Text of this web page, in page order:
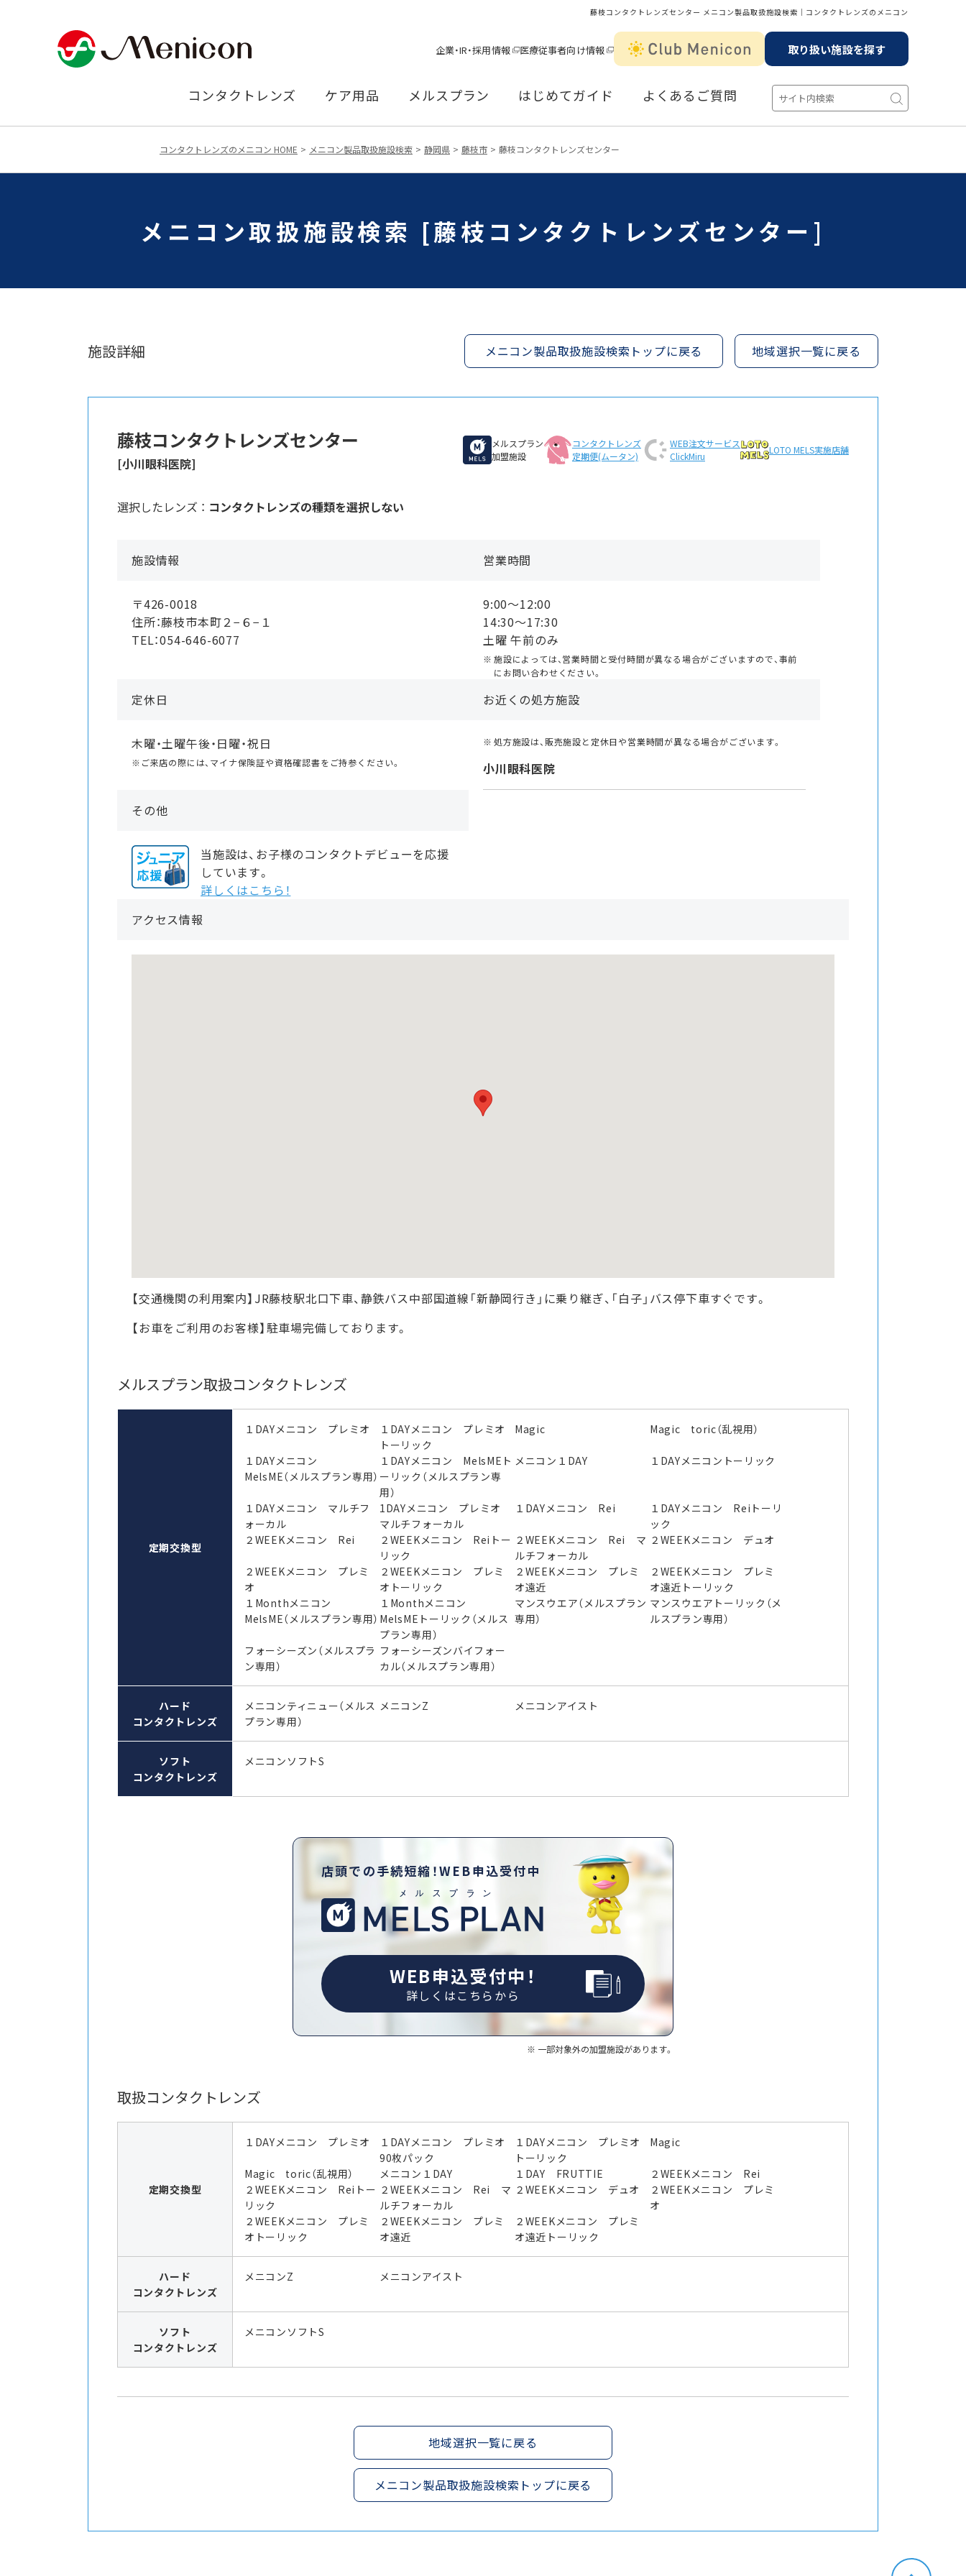
藤枝コンタクトレンズセンター メニコン製品取扱施設検索│コンタクトレンズのメニコン
企業・IR・採用情報 医療従事者向け情報 取り扱い施設を探す
コンタクトレンズ ケア用品 メルスプラン はじめてガイド よくあるご質問
コンタクトレンズのメニコン HOME メニコン製品取扱施設検索 静岡県 藤枝市 藤枝コンタクトレンズセンター
メニコン取扱施設検索 [藤枝コンタクトレンズセンター]
施設詳細 メニコン製品取扱施設検索トップに戻る 地域選択一覧に戻る
藤枝コンタクトレンズセンター
[小川眼科医院]
メルスプラン
加盟施設
コンタクトレンズ
定期便(ムータン)
WEB注文サービス
ClickMiru
LOTO MELS実施店舗
選択したレンズ ： コンタクトレンズの種類を選択しない
施設情報
〒426-0018
住所：藤枝市本町２−６−１
TEL：054-646-6077
営業時間
9:00〜12:00
14:30〜17:30
土曜 午前のみ
施設によっては、営業時間と受付時間が異なる場合がございますので、事前
にお問い合わせください。
定休日
木曜・土曜午後・日曜・祝日
※ご来店の際には、マイナ保険証や資格確認書をご持参ください。
お近くの処方施設
処方施設は、販売施設と定休日や営業時間が異なる場合がございます。
小川眼科医院
その他
当施設は、お子様のコンタクトデビューを応援
しています。
詳しくはこちら！
アクセス情報
【交通機関の利用案内】JR藤枝駅北口下車、静鉄バス中部国道線「新静岡行き」に乗り継ぎ、「白子」バス停下車すぐです。
【お車をご利用のお客様】駐車場完備しております。
メルスプラン取扱コンタクトレンズ
定期交換型
１DAYメニコン プレミオ
１DAYメニコン プレミオ
トーリック
Magic Magic toric（乱視用）
１DAYメニコン
MelsME（メルスプラン専用）
１DAYメニコン MelsMEト
ーリック（メルスプラン専
用）
メニコン１DAY １DAYメニコントーリック
１DAYメニコン マルチフ
ォーカル
1DAYメニコン プレミオ
マルチフォーカル
１DAYメニコン Rei
１DAYメニコン Reiトーリ
ック
２WEEKメニコン Rei
２WEEKメニコン Reiトー
リック
２WEEKメニコン Rei マ
ルチフォーカル
２WEEKメニコン デュオ
２WEEKメニコン プレミ
オ
２WEEKメニコン プレミ
オトーリック
２WEEKメニコン プレミ
オ遠近
２WEEKメニコン プレミ
オ遠近トーリック
１Monthメニコン
MelsME（メルスプラン専用）
１Monthメニコン
MelsMEトーリック（メルス
プラン専用）
マンスウエア（メルスプラン
専用）
マンスウエアトーリック（メ
ルスプラン専用）
フォーシーズン（メルスプラ
ン専用）
フォーシーズンバイフォー
カル（メルスプラン専用）
ハード
コンタクトレンズ
メニコンティニュー（メルス
プラン専用）
メニコンZ メニコンアイスト
ソフト
コンタクトレンズ
メニコンソフトS
店頭での手続短縮！WEB申込受付中
WEB申込受付中！
詳しくはこちらから
一部対象外の加盟施設があります。
取扱コンタクトレンズ
定期交換型
１DAYメニコン プレミオ
１DAYメニコン プレミオ
90枚パック
１DAYメニコン プレミオ
トーリック
Magic
Magic toric（乱視用） メニコン１DAY １DAY FRUTTIE
２WEEKメニコン Rei
２WEEKメニコン Reiトー
リック
２WEEKメニコン Rei マ
ルチフォーカル
２WEEKメニコン デュオ
２WEEKメニコン プレミ
オ
２WEEKメニコン プレミ
オトーリック
２WEEKメニコン プレミ
オ遠近
２WEEKメニコン プレミ
オ遠近トーリック
ハード
コンタクトレンズ
メニコンZ メニコンアイスト
ソフト
コンタクトレンズ
メニコンソフトS
地域選択一覧に戻る
メニコン製品取扱施設検索トップに戻る